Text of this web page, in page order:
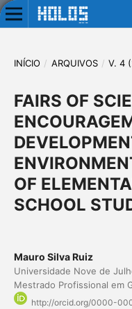
INÍCIO / ARQUIVOS / V. 4
FAIRS OF
OF
SCHOOL
Mauro Silva Ruiz
Universidade Nove de
Mestrado Profissional em
http://orcid.org/0000-